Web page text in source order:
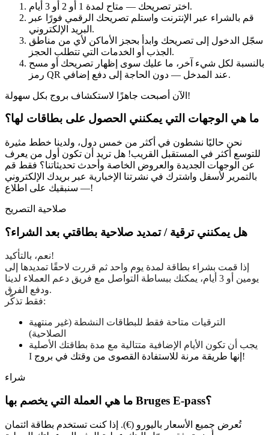
اختر تصريحك — متاح لمدة 1 أو 2 أو 3 أيام.
قم بالشراء عبر الإنترنت واستلم تصريحك الرقمي فورًا عبر
البريد الإلكتروني.
سجّل الدخول إلى تصريحك وابدأ بحجز الأماكن لأي من مناطق
الجذب أو الخدمات التي تتطلب الحجز.
بالنسبة لكل شيء آخر، ما عليك سوى إظهار تصريحك أو مسح
رمز QR عند المدخل — دون الحاجة إلى دفع إضافي.
الآن أصبحت جاهزًا لاستكشاف بروج بكل سهولة!
ما هي الوجهات التي يمكنني الحصول على بطاقات لها؟
نحن حاليًا نشطون في أكثر من خمس دول، ولدينا خطط مثيرة
للتوسع أكثر في المستقبل القريب! هل تريد أن تكون أول من يعرف
عن الوجهات الجديدة والعروض الخاصة وأحدث تحديثاتنا؟ فقط قم
بالتمرير لأسفل واشترك في نشرتنا الإخبارية عبر بريدك الإلكتروني
— سنبقيك على اطلاع!
صلاحية التصريح
هل يمكنني ترقية / تمديد صلاحية بطاقتي بعد الشراء؟
نعم، بالتأكيد!
إذا قمت بشراء بطاقة لمدة يوم واحد ثم قررت لاحقًا تمديدها إلى
يومين أو 3 أيام، يمكنك ببساطة التواصل مع فريق دعم العملاء لدينا
ودفع الفرق.
فقط تذكّر:
الترقيات متاحة فقط للبطاقات النشطة (غير منتهية
الصلاحية)
يجب أن تكون الأيام الإضافية متتالية مع مدة بطاقتك الأصلية
I
إنها طريقة مرنة للاستفادة القصوى من وقتك في بروج!
شراء
ما هي العملة التي يخصم بها Bruges E-pass؟
تُعرض جميع الأسعار باليورو (€). إذا كنت تستخدم بطاقة ائتمان